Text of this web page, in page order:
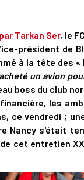
Tarkan Ser, le
président de
à la tête des «
un avion
boss du club
les
ce vendredi ;
Nancy s'était
cet entretien